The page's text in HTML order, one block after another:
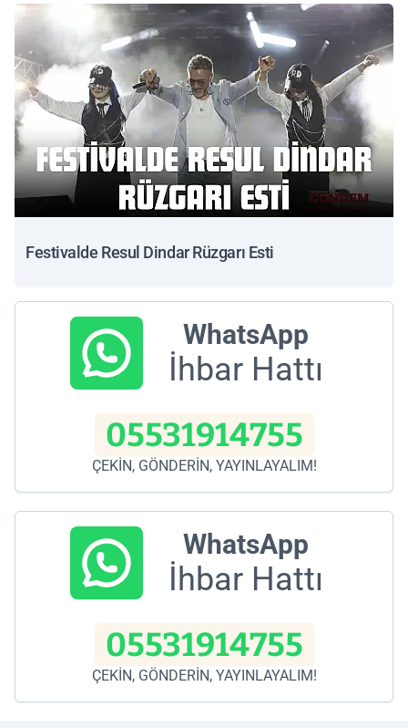
Festivalde Resul Dindar Rüzgarı Esti
WhatsApp
İhbar Hattı
05531914755
ÇEKİN, GÖNDERİN, YAYINLAYALIM!
WhatsApp
İhbar Hattı
05531914755
ÇEKİN, GÖNDERİN, YAYINLAYALIM!